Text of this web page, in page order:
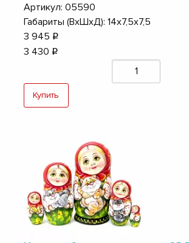
Артикул: 05590
Габариты (ВхШхД): 14х7,5х7,5
3 945 q
3 430 q
Купить